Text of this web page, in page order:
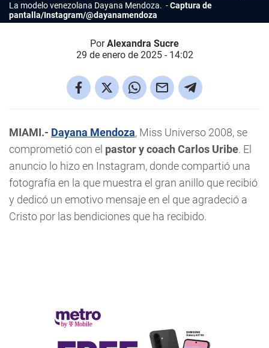
La modelo venezolana Dayana Mendoza.
Captura de
pantalla/Instagram/@dayanamendoza
PorAlexandra Sucre
29 de enero de 2025 - 14:02
MIAMI.- Dayana Mendoza, Miss Universo 2008, se
comprometió con el pastor y coach Carlos Uribe. El
anuncio lo hizo en Instagram, donde compartió una
fotografía en la que muestra el gran anillo que recibió
y dedicó un emotivo mensaje en el que agradeció a
Cristo por las bendiciones que ha recibido.